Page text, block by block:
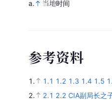
a. 当地时间
参考资料
1. 1.1 1.2 1.3 1.4 1.5
2.
2.1 2.2 CIA副局长之